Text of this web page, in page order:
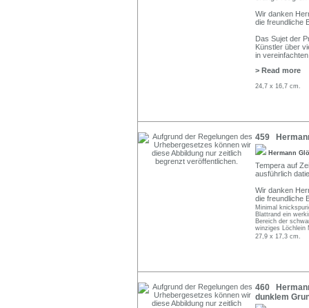
Wir danken
die freundliche
Das Sujet der
Künstler über
in vereinfachten
> Read more
24,7 x 16,7 cm.
459
Hermann
Tempera auf
ausführlich
Wir danken
die freundliche
Minimal
Blattrand ein
Bereich der
winziges Löchlein
27,9 x 17,3 cm.
460
dunklem